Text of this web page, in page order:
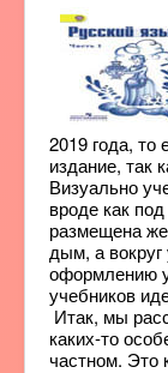
2019 года, то
издание, так
Визуально
вроде как
размещена
дым, а
оформлению
учебников
Итак, мы
каких-то
частном. Это